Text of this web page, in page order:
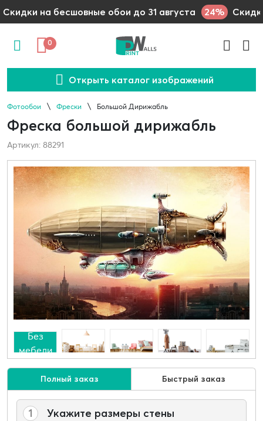
Скидки на бесшовные обои до 31 августа 24%
0
Открыть каталог изображений
Фотообои Фрески Большой Дирижабль
Фреска большой дирижабль
Артикул: 88291
Без
мебели
Полный заказ Быстрый заказ
1 Укажите размеры стены